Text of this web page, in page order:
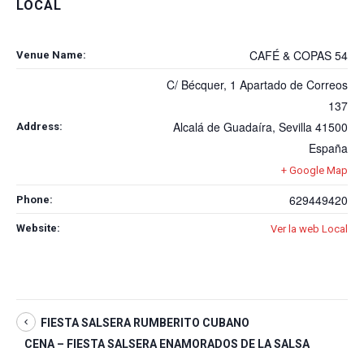
LOCAL
Venue Name: CAFÉ & COPAS 54
Address:
C/ Bécquer, 1 Apartado de Correos
137
Alcalá de Guadaíra, Sevilla 41500
España
+ Google Map
Phone: 629449420
Website: Ver la web Local
FIESTA SALSERA RUMBERITO CUBANO
CENA – FIESTA SALSERA ENAMORADOS DE LA SALSA